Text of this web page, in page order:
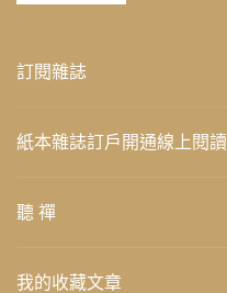
訂閱雜誌
紙本雜誌訂戶開通線上閱讀
聽 禪
我的收藏文章